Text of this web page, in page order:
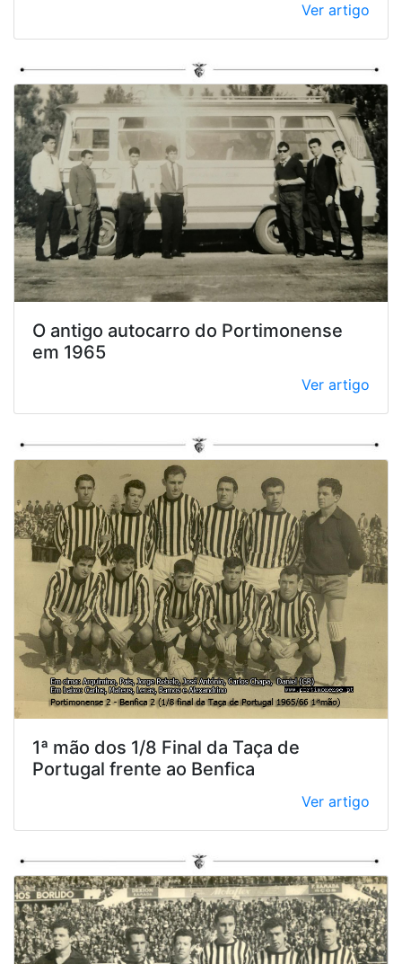
Ver artigo
O antigo autocarro do Portimonense
em 1965
Ver artigo
1ª mão dos 1/8 Final da Taça de
Portugal frente ao Benfica
Ver artigo